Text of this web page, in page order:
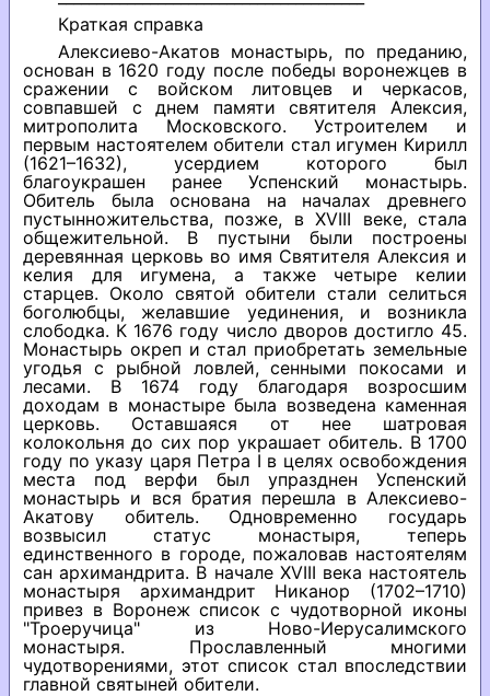
Краткая справка
Алексиево-Акатов монастырь, по преданию,
основан в 1620 году после победы воронежцев в
сражении с войском литовцев и черкасов,
совпавшей с днем памяти святителя Алексия,
митрополита Московского. Устроителем и
первым настоятелем обители стал игумен Кирилл
(1621–1632), усердием которого был
благоукрашен ранее Успенский монастырь.
Обитель была основана на началах древнего
пустынножительства, позже, в XVIII веке, стала
общежительной. В пустыни были построены
деревянная церковь во имя Святителя Алексия и
келия для игумена, а также четыре келии
старцев. Около святой обители стали селиться
боголюбцы, желавшие уединения, и возникла
слободка. К 1676 году число дворов достигло 45.
Монастырь окреп и стал приобретать земельные
угодья с рыбной ловлей, сенными покосами и
лесами. В 1674 году благодаря возросшим
доходам в монастыре была возведена каменная
церковь. Оставшаяся от нее шатровая
колокольня до сих пор украшает обитель. В 1700
году по указу царя Петра I в целях освобождения
места под верфи был упразднен Успенский
монастырь и вся братия перешла в Алексиево-
Акатову обитель. Одновременно государь
возвысил статус монастыря, теперь
единственного в городе, пожаловав настоятелям
сан архимандрита. В начале XVIII века настоятель
монастыря архимандрит Никанор (1702–1710)
привез в Воронеж список с чудотворной иконы
"Троеручица" из Ново-Иерусалимского
монастыря. Прославленный многими
чудотворениями, этот список стал впоследствии
главной святыней обители.